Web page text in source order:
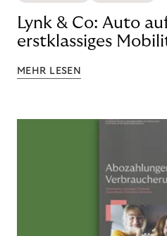
Lynk & Co: Auto
erstklassiges
MEHR LESEN